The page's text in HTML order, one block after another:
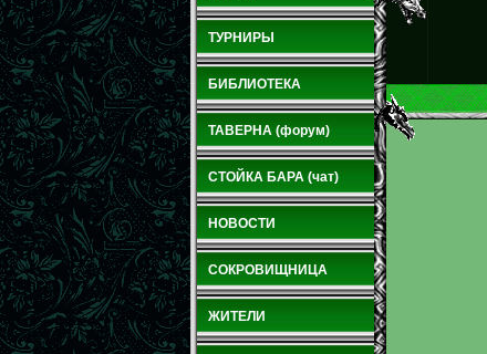
ТУРНИРЫ
БИБЛИОТЕКА
ТАВЕРНА (форум)
СТОЙКА БАРА (чат)
НОВОСТИ
СОКРОВИЩНИЦА
ЖИТЕЛИ